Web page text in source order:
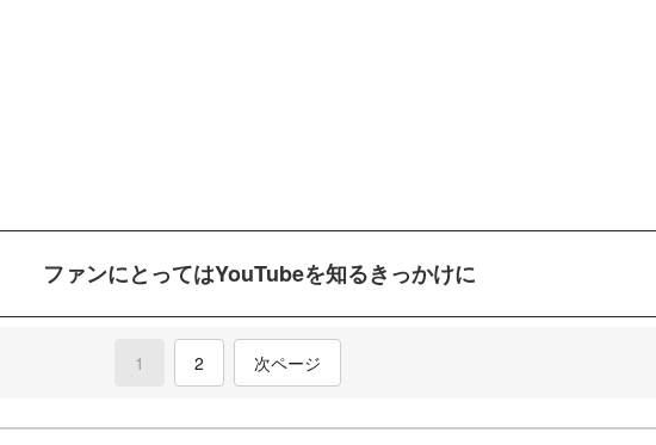
ファンにとってはYouTubeを知るきっかけに
1 (current)
2 次ページ